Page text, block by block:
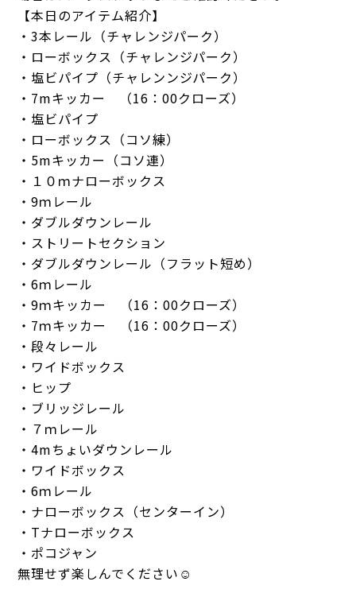
【本日のアイテム紹介】
・3本レール（チャレンジパーク）
・ローボックス（チャレンジパーク）
・塩ビパイプ（チャレンンジパーク）
・7mキッカー （16：00クローズ）
・塩ビパイプ
・ローボックス（コソ練）
・5mキッカー（コソ連）
・１０ｍナローボックス
・9ｍレール
・ダブルダウンレール
・ストリートセクション
・ダブルダウンレール（フラット短め）
・6ｍレール
・9ｍキッカー （16：00クローズ）
・7ｍキッカー （16：00クローズ）
・段々レール
・ワイドボックス
・ヒップ
・ブリッジレール
・７ｍレール
・4mちょいダウンレール
・ワイドボックス
・6ｍレール
・ナローボックス（センターイン）
・Tナローボックス
・ポコジャン
無理せず楽しんでください☺